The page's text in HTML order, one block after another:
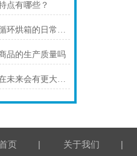
点有哪些？
一文读懂双门热风循环烘箱的日常使用中如何控制温度？
品的生产质量吗
眼药水灌装生产线在未来会有更大的作用吗
页 | 关于我们 |